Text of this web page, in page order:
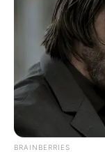
BRAINBERRIES